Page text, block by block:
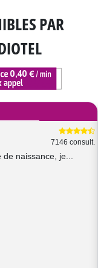
PAR
7146 consult.
naissance, je...